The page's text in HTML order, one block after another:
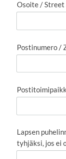
Osoite / Street
Postinumero /
Lapsen
tyhjäksi, jos ei